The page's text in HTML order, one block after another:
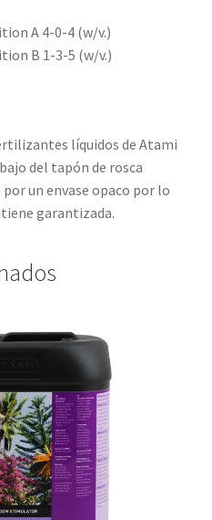
A 4-0-4 (w/v.)
B 1-3-5 (w/v.)
líquidos de Atami
del tapón de rosca
un envase opaco por lo
garantizada.